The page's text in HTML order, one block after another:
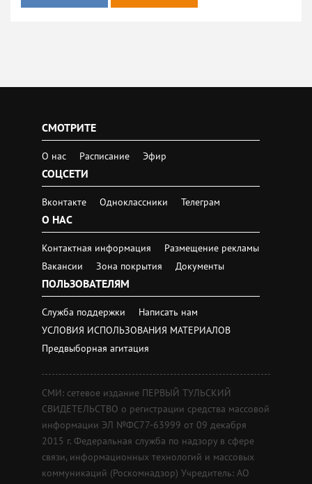
СМОТРИТЕ
О нас Расписание Эфир
СОЦСЕТИ
Вконтакте Одноклассники Телеграм
О НАС
Контактная информация
Размещение рекламы
Вакансии
Зона покрытия Документы
ПОЛЬЗОВАТЕЛЯМ
Служба поддержки
Написать нам
УСЛОВИЯ ИСПОЛЬЗОВАНИЯ МАТЕРИАЛОВ
Предвыборная агитация
СМИ: сетевое издание ПЕРВЫЙ ТУЛЬСКИЙ
СВИДЕТЕЛЬСТВО о регистрации средства массовой
информации ЭЛ №ФС77-63999 от 09 декабря
2015 г. Федеральная служба по надзору в сфере
связи, информационных технологий и массовых
коммуникаций (Роскомнадзор) Учредитель: АО